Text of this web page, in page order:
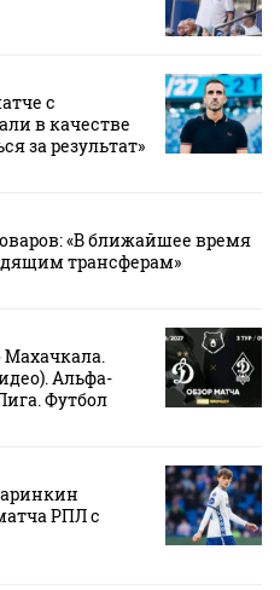
с
в качестве
за результат»
«В ближайшее время
трансферам»
Альфа-
Футбол
РПЛ с